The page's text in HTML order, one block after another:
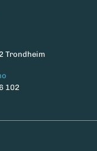
Trondheim
102